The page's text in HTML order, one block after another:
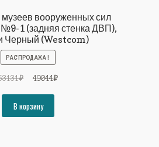
вооруженных сил
1 (задняя стенка ДВП),
Черный (Westcom)
РАСПРОДАЖА!
₽
Первоначальная
составляла
53131₽.
49044₽Текущая
В корзину